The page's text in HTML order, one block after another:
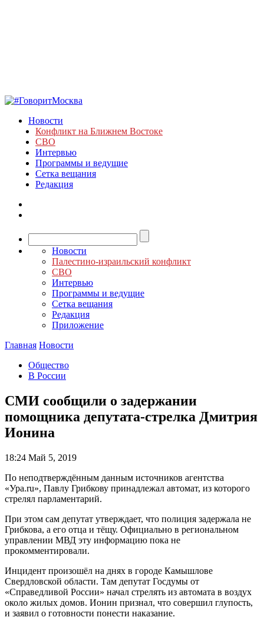
Новости
Конфликт на Ближнем Востоке
СВО
Интервью
Программы и ведущие
Сетка вещания
Редакция
Новости
Палестино-израильский конфликт
СВО
Интервью
Программы и ведущие
Сетка вещания
Редакция
Приложение
Главная Новости
Общество
В России
СМИ сообщили о задержании
помощника депутата-стрелка Дмитрия
Ионина
18:24 Май 5, 2019
По неподтверждённым данным источников агентства
«Ура.ru», Павлу Грибкову принадлежал автомат, из которого
стрелял парламентарий.
При этом сам депутат утверждает, что полиция задержала не
Грибкова, а его отца и тёщу. Официально в региональном
управлении МВД эту информацию пока не
прокомментировали.
Инцидент произошёл на днях в городе Камышлове
Свердловской области. Там депутат Госдумы от
«Справедливой России» начал стрелять из автомата в воздух
около жилых домов. Ионин признал, что совершил глупость,
и заявил о готовности понести наказание.